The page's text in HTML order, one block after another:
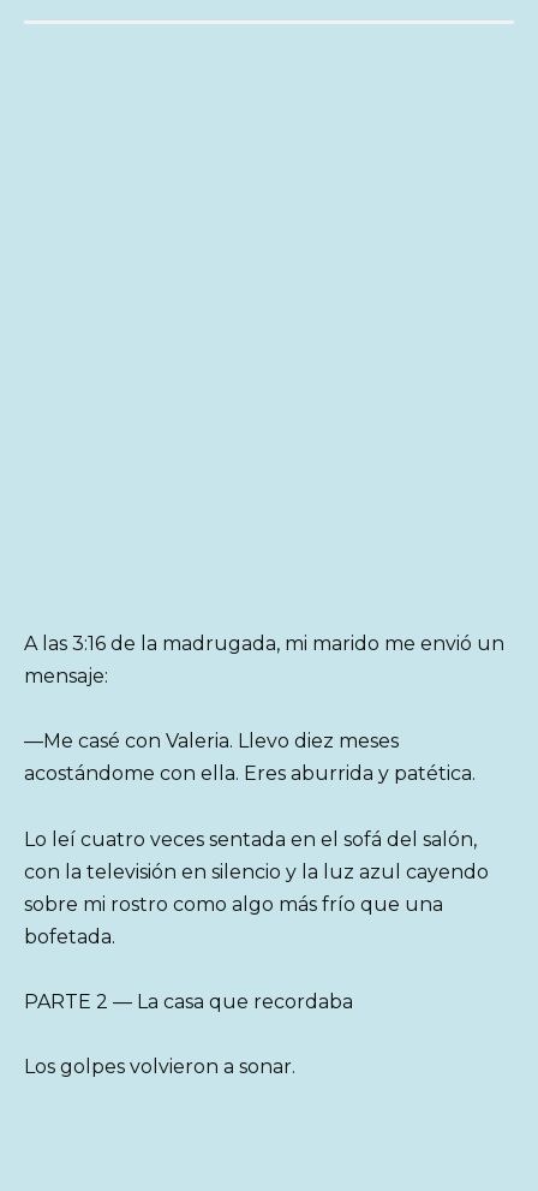
A las 3:16 de la madrugada, mi marido me envió un
mensaje:
—Me casé con Valeria. Llevo diez meses
acostándome con ella. Eres aburrida y patética.
Lo leí cuatro veces sentada en el sofá del salón,
con la televisión en silencio y la luz azul cayendo
sobre mi rostro como algo más frío que una
bofetada.
PARTE 2 — La casa que recordaba
Los golpes volvieron a sonar.